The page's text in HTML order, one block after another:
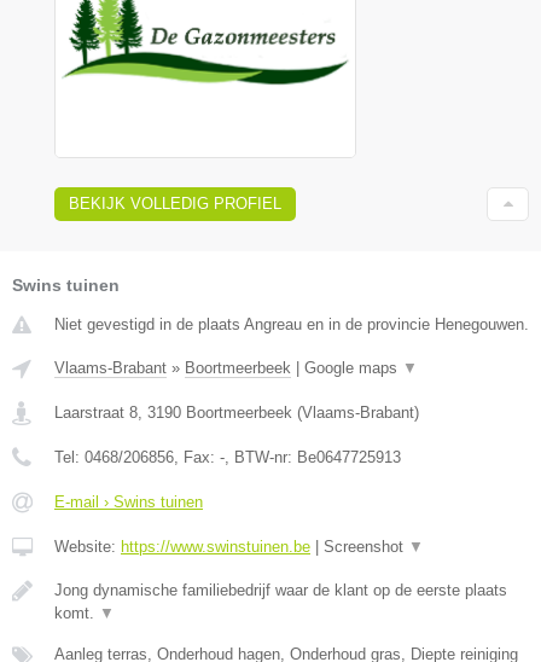
BEKIJK VOLLEDIG PROFIEL
Swins tuinen
Niet gevestigd in de plaats Angreau en in de provincie Henegouwen.
Vlaams-Brabant » Boortmeerbeek Google maps ▼
Laarstraat 8, 3190 Boortmeerbeek (Vlaams-Brabant)
Tel: 0468/206856, Fax: -, BTW-nr: Be0647725913
E-mail › Swins tuinen
Website: https://www.swinstuinen.be Screenshot ▼
Jong dynamische familiebedrijf waar de klant op de eerste plaats
komt. ▼
Aanleg terras, Onderhoud hagen, Onderhoud gras, Diepte reiniging